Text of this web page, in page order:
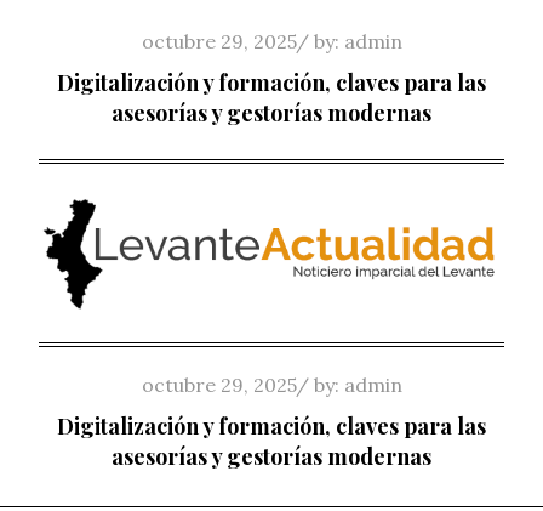
content
Posted
on
octubre 29, 2025 by: admin
Digitalización y formación, claves para las
asesorías y gestorías modernas
Posted
on
octubre 29, 2025 by: admin
Digitalización y formación, claves para las
asesorías y gestorías modernas